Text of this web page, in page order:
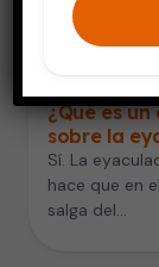
¿Qué es
sobre la
Sí. La
hace que en
salga del…